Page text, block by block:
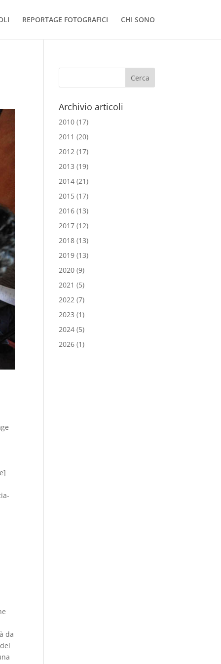
REPORTAGE FOTOGRAFICI CHI SONO
da
Archivio articoli
2010 (17)
2011 (20)
2012 (17)
2013 (19)
2014 (21)
2015 (17)
2016 (13)
2017 (12)
2018 (13)
2019 (13)
2020 (9)
2021 (5)
2022 (7)
2023 (1)
2024 (5)
2026 (1)